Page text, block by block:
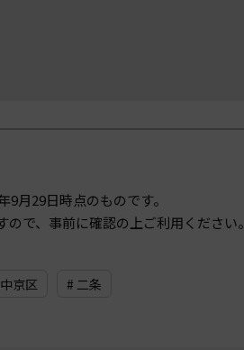
9月29日時点のものです。
で、事前に確認の上ご利用ください。
京区 # 二条